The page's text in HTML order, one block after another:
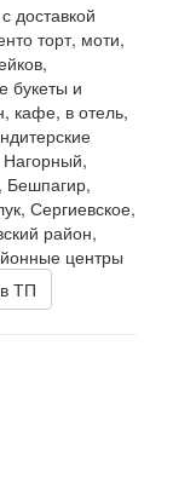
доставкой
торт, моти,
букеты и
кафе, в отель,
Бешпагир,
Сергиевское,
район,
центры
ТП